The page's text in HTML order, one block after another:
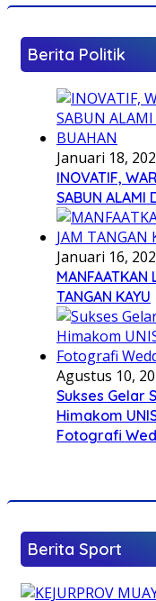
Berita Politik
Januari 18,
INOVATIF,
SABUN ALAMI
Januari 16,
MANFAATKAN
TANGAN KAYU
Agustus 10,
Sukses Gelar
Himakom
Fotografi
Berita Sport